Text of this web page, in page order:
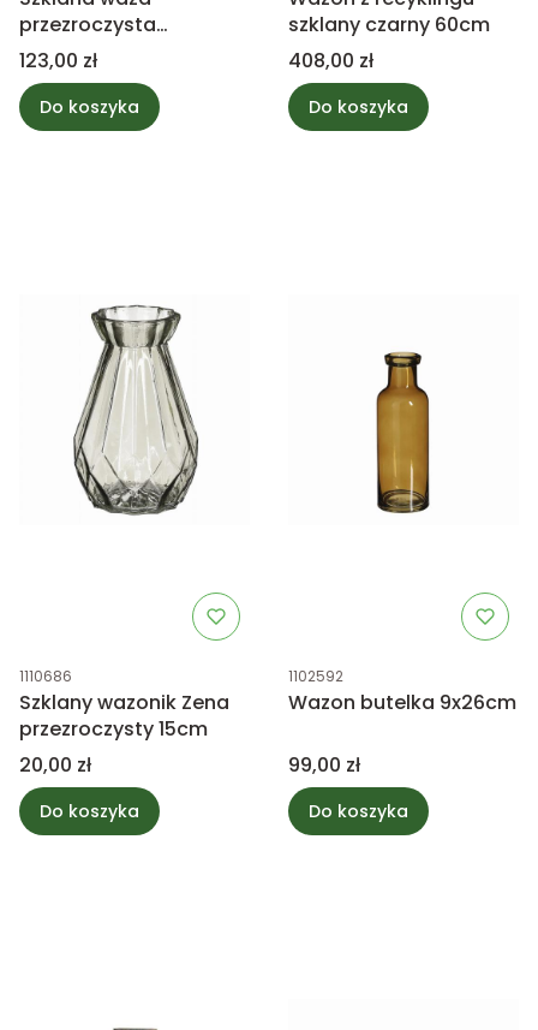
przezroczysta
karmelowa 38cm
Cena
123,00 zł
Do koszyka
szklany czarny 60cm
Cena
408,00 zł
Do koszyka
Kod produktu
1110686
Szklany wazonik Zena
przezroczysty 15cm
Cena
20,00 zł
Do koszyka
Kod produktu
1102592
Wazon butelka 9x26cm
Cena
99,00 zł
Do koszyka